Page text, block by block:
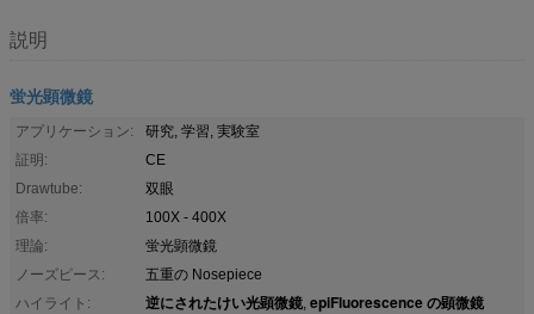
説明
蛍光顕微鏡
アプリケーション:
研究, 学習, 実験室
証明:
CE
Drawtube:
双眼
倍率:
100X - 400X
理論:
蛍光顕微鏡
ノーズピース:
五重の Nosepiece
ハイライト:
逆にされたけい光顕微鏡, epiFluorescence の顕微鏡